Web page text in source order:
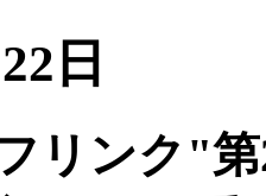
日
リンク"